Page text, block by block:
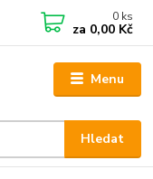
Menu
Hledat
0 ks
za 0,00 Kč